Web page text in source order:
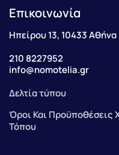
Επικοινωνία
Ηπείρου 13, 10433 Αθήνα
210 8227952
info@nomotelia.gr
Δελτία τύπου
Όροι Και Προϋποθέσεις
Τόπου